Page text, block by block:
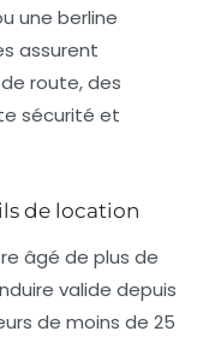
une berline
assurent
route, des
sécurité et
de location
âgé de plus de
valide depuis
de moins de 25